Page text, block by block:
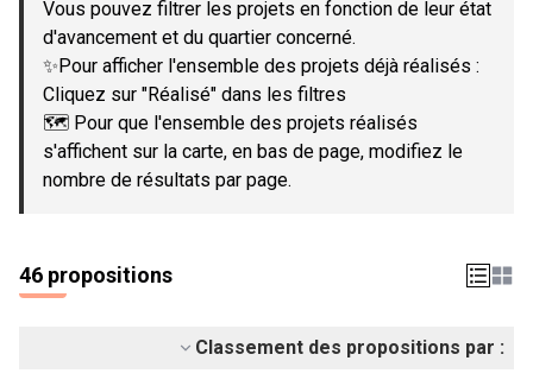
Vous pouvez filtrer les projets en fonction de leur état
d'avancement et du quartier concerné.
✨Pour afficher l'ensemble des projets déjà réalisés :
Cliquez sur "Réalisé" dans les filtres
🗺️ Pour que l'ensemble des projets réalisés
s'affichent sur la carte, en bas de page, modifiez le
nombre de résultats par page.
46 propositions
Classement des propositions par :